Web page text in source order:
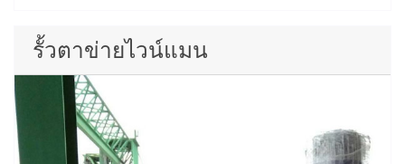
รั้วตาข่ายไวน์แมน